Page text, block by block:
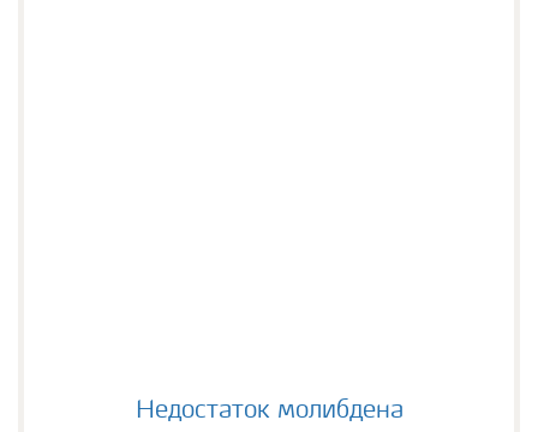
Недостаток молибдена
Недостаток молибдена